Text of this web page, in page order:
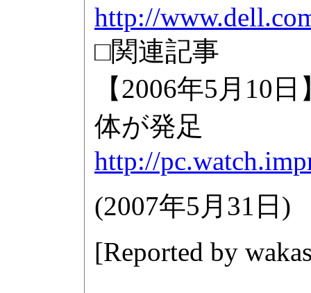
http://
□関連記事
【2006年5月10
体が発足
http://
(2007年5月31日 )
[Reported by